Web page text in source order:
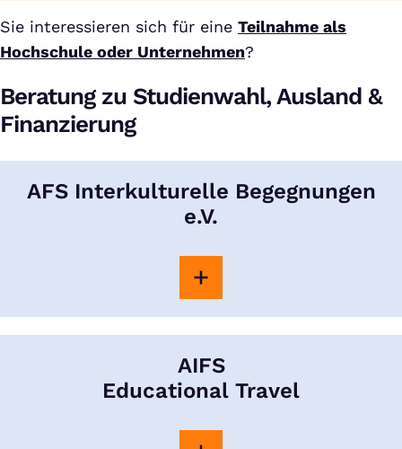
Sie interessieren sich für eine Teilnahme als
Hochschule oder Unternehmen?
Beratung zu Studienwahl, Ausland &
Finanzierung
AFS Interkulturelle Begegnungen
e.V.
AIFS
Educational Travel